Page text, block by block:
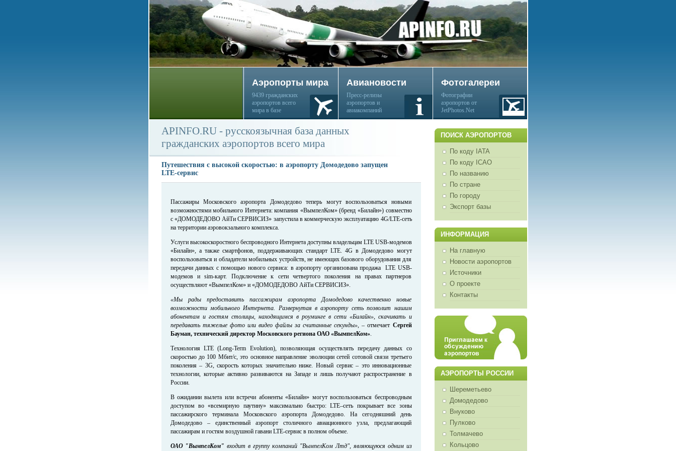
Аэропорты мира
9439 гражданских
аэропортов всего
мира в базе
Авиановости
Пресс-релизы
аэропортов и
авиакомпаний
Фотогалереи
Фотографии
аэропортов от
JetPhotos.Net
ПОИСК АЭРОПОРТОВ
По коду IATA
По коду ICAO
По названию
По стране
По городу
Экспорт базы
ИНФОРМАЦИЯ
На главную
Новости аэропортов
Источники
О проекте
Контакты
АЭРОПОРТЫ РОССИИ
Шереметьево
Домодедово
Внуково
Пулково
Толмачево
Кольцово
APINFO.RU - русскоязычная база данных
гражданских аэропортов всего мира
Путешествия с высокой скоростью: в аэропорту Домодедово запущен
LTE-сервис
Пассажиры Московского аэропорта Домодедово теперь могут воспользоваться новыми
возможностями мобильного Интернета: компания «ВымпелКом» (бренд «Билайн») совместно
с «ДОМОДЕДОВО АйТи СЕРВИСИЗ» запустила в коммерческую эксплуатацию 4G/LTE-сеть
на территории аэровокзального комплекса.
Услуги высокоскоростного беспроводного Интернета доступны владельцам LTE USB-модемов
«Билайн», а также смартфонов, поддерживающих стандарт LTE. 4G в Домодедово могут
воспользоваться и обладатели мобильных устройств, не имеющих базового оборудования для
передачи данных с помощью нового сервиса: в аэропорту организована продажа LTE USB-
модемов и sim-карт. Подключение к сети четвертого поколения на правах партнеров
осуществляют «ВымпелКом» и «ДОМОДЕДОВО АйТи СЕРВИСИЗ».
«Мы рады предоставить пассажирам аэропорта Домодедово качественно новые
возможности мобильного Интернета. Развернутая в аэропорту сеть позволит нашим
абонентам и гостям столицы, находящимся в роуминге в сети «Билайн», скачивать и
передавать тяжелые фото или видео файлы за считанные секунды» ,– отмечает Сергей
Бауман, технический директор Московского региона ОАО «ВымпелКом».
Технология LTE (Long-Term Evolution), позволяющая осуществлять передачу данных со
скоростью до 100 Мбит/с, это основное направление эволюции сетей сотовой связи третьего
поколения – 3G, скорость которых значительно ниже. Новый сервис – это инновационные
технологии, которые активно развиваются на Западе и лишь получают распространение в
России.
В ожидании вылета или встречи абоненты «Билайн» могут воспользоваться беспроводным
доступом во «всемирную паутину» максимально быстро: LTE–сеть покрывает все зоны
пассажирского терминала Московского аэропорта Домодедово. На сегодняшний день
Домодедово – единственный аэропорт столичного авиационного узла, предлагающий
пассажирам и гостям воздушной гавани LTE-сервис в полном объеме.
ОАО "ВымпелКом" входит в группу компаний "ВымпелКом Лтд", являющуюся одним из